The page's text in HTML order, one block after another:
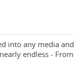
into any media and
endless - From